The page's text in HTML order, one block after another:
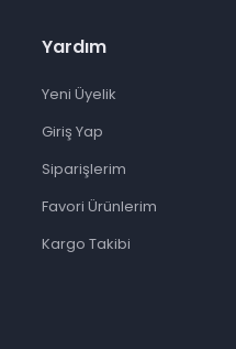
Yardım
Yeni Üyelik
Giriş Yap
Siparişlerim
Favori Ürünlerim
Kargo Takibi